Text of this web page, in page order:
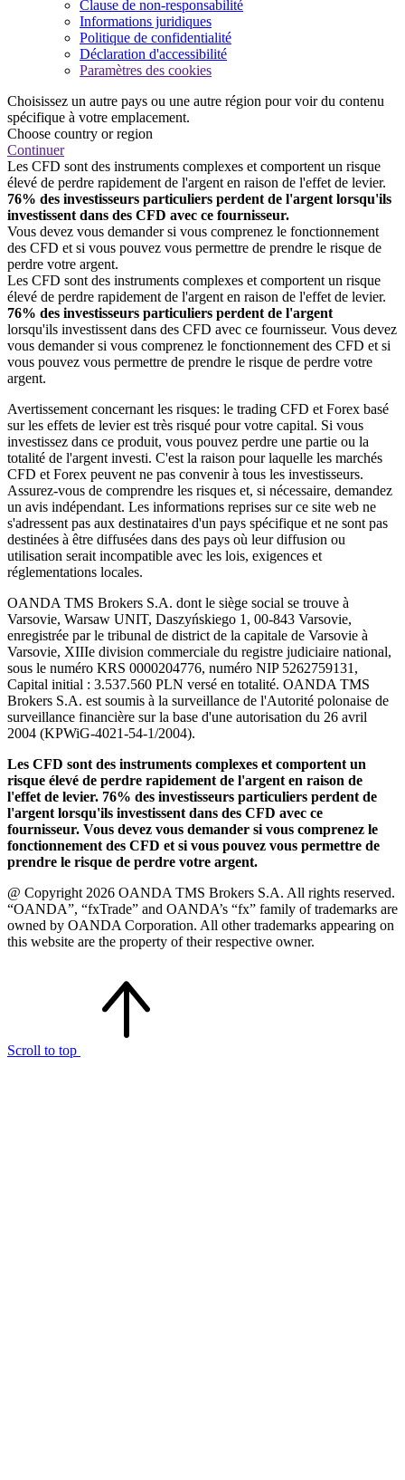
Clause de non-responsabilité
Informations juridiques
Politique de confidentialité
Déclaration d'accessibilité
Paramètres des cookies
Choisissez un autre pays ou une autre région pour voir du contenu
spécifique à votre emplacement.
Choose country or region
Continuer
Les CFD sont des instruments complexes et comportent un risque
élevé de perdre rapidement de l'argent en raison de l'effet de levier.
76% des investisseurs particuliers perdent de l'argent lorsqu'ils
investissent dans des CFD avec ce fournisseur.
Vous devez vous demander si vous comprenez le fonctionnement
des CFD et si vous pouvez vous permettre de prendre le risque de
perdre votre argent.
Les CFD sont des instruments complexes et comportent un risque
élevé de perdre rapidement de l'argent en raison de l'effet de levier.
76% des investisseurs particuliers perdent de l'argent
lorsqu'ils investissent dans des CFD avec ce fournisseur. Vous devez
vous demander si vous comprenez le fonctionnement des CFD et si
vous pouvez vous permettre de prendre le risque de perdre votre
argent.
Avertissement concernant les risques: le trading CFD et Forex basé
sur les effets de levier est très risqué pour votre capital. Si vous
investissez dans ce produit, vous pouvez perdre une partie ou la
totalité de l'argent investi. C'est la raison pour laquelle les marchés
CFD et Forex peuvent ne pas convenir à tous les investisseurs.
Assurez-vous de comprendre les risques et, si nécessaire, demandez
un avis indépendant. Les informations reprises sur ce site web ne
s'adressent pas aux destinataires d'un pays spécifique et ne sont pas
destinées à être diffusées dans des pays où leur diffusion ou
utilisation serait incompatible avec les lois, exigences et
réglementations locales.
OANDA TMS Brokers S.A. dont le siège social se trouve à
Varsovie, Warsaw UNIT, Daszyńskiego 1, 00-843 Varsovie,
enregistrée par le tribunal de district de la capitale de Varsovie à
Varsovie, XIIIe division commerciale du registre judiciaire national,
sous le numéro KRS 0000204776, numéro NIP 5262759131,
Capital initial : 3.537.560 PLN versé en totalité. OANDA TMS
Brokers S.A. est soumis à la surveillance de l'Autorité polonaise de
surveillance financière sur la base d'une autorisation du 26 avril
2004 (KPWiG-4021-54-1/2004).
Les CFD sont des instruments complexes et comportent un
risque élevé de perdre rapidement de l'argent en raison de
l'effet de levier. 76% des investisseurs particuliers perdent de
l'argent lorsqu'ils investissent dans des CFD avec ce
fournisseur. Vous devez vous demander si vous comprenez le
fonctionnement des CFD et si vous pouvez vous permettre de
prendre le risque de perdre votre argent.
@ Copyright 2026 OANDA TMS Brokers S.A. All rights reserved.
“OANDA”, “fxTrade” and OANDA’s “fx” family of trademarks are
owned by OANDA Corporation. All other trademarks appearing on
this website are the property of their respective owner.
Scroll to top